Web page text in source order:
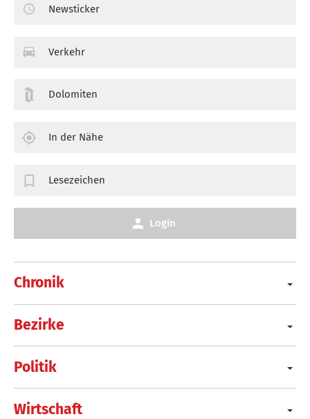
Chronik
Bezirke
Politik
Wirtschaft
Newsticker
Verkehr
Dolomiten
In der Nähe
Lesezeichen
Login